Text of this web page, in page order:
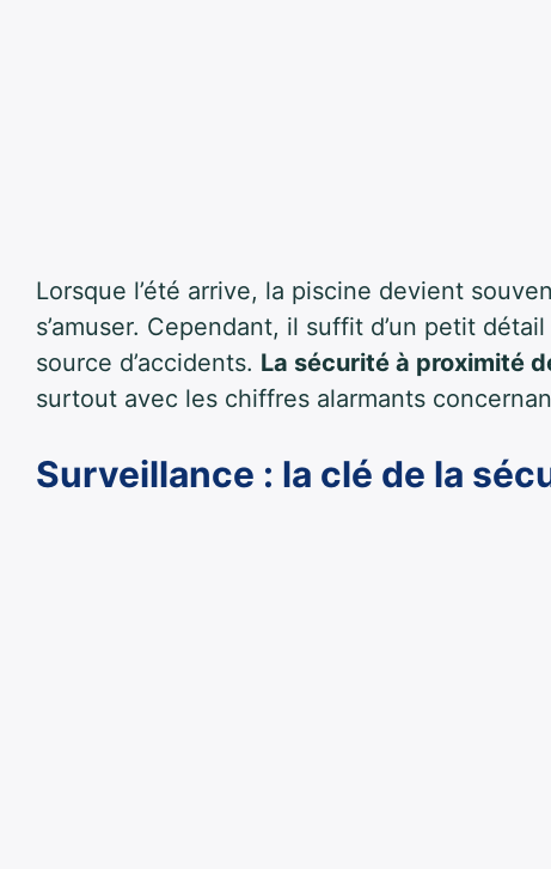
Lorsque l’été arrive, la piscine devient
s’amuser. Cependant, il suffit d’un petit
source d’accidents. La sécurité à proximité
surtout avec les chiffres alarmants
Surveillance : la clé de la